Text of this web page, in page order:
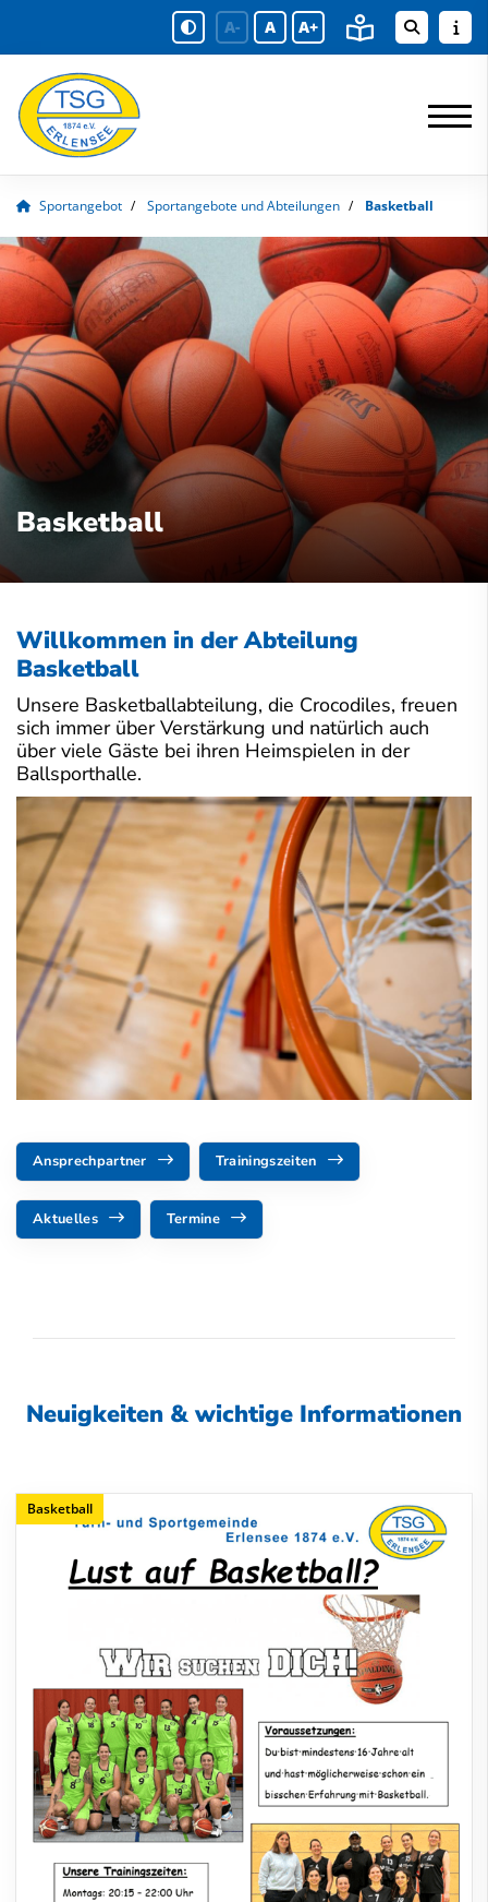
A- A A+
Sportangebot Sportangebote und Abteilungen Basketball
Basketball
Willkommen in der Abteilung
Basketball
Unsere Basketballabteilung, die Crocodiles, freuen
sich immer über Verstärkung und natürlich auch
über viele Gäste bei ihren Heimspielen in der
Ballsporthalle.
Ansprechpartner Trainingszeiten
Aktuelles Termine
Neuigkeiten & wichtige Informationen
Basketball